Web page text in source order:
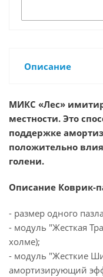
Описание
МИКС «Лес»
местности. Это
поддержке
положительно
голени.
Описание Коврик-
- размер одного
- модуль "Жесткая
холме);
- модуль "Жесткие
амортизирующий